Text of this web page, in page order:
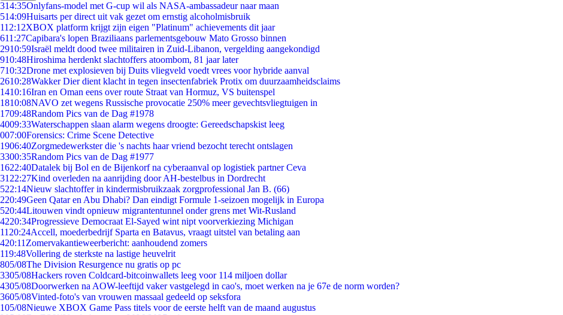
314:35Onlyfans-model met G-cup wil als NASA-ambassadeur naar maan
514:09Huisarts per direct uit vak gezet om ernstig alcoholmisbruik
112:12XBOX platform krijgt zijn eigen "Platinum" achievements dit jaar
611:27Capibara's lopen Braziliaans parlementsgebouw Mato Grosso binnen
2910:59Israël meldt dood twee militairen in Zuid-Libanon, vergelding aangekondigd
910:48Hiroshima herdenkt slachtoffers atoombom, 81 jaar later
710:32Drone met explosieven bij Duits vliegveld voedt vrees voor hybride aanval
2610:28Wakker Dier dient klacht in tegen insectenfabriek Protix om duurzaamheidsclaims
1410:16Iran en Oman eens over route Straat van Hormuz, VS buitenspel
1810:08NAVO zet wegens Russische provocatie 250% meer gevechtsvliegtuigen in
1709:48Random Pics van de Dag #1978
4009:33Waterschappen slaan alarm wegens droogte: Gereedschapskist leeg
007:00Forensics: Crime Scene Detective
1906:40Zorgmedewerkster die 's nachts haar vriend bezocht terecht ontslagen
3300:35Random Pics van de Dag #1977
1622:40Datalek bij Bol en de Bijenkorf na cyberaanval op logistiek partner Ceva
31 22:27Kind overleden na aanrijding door AH-bestelbus in Dordrecht
522:14Nieuw slachtoffer in kindermisbruikzaak zorgprofessional Jan B. (66)
220:49Geen Qatar en Abu Dhabi? Dan eindigt Formule 1-seizoen mogelijk in Europa
520:44Litouwen vindt opnieuw migrantentunnel onder grens met Wit-Rusland
4220:34Progressieve Democraat El-Sayed wint nipt voorverkiezing Michigan
11 20:24Accell, moederbedrijf Sparta en Batavus, vraagt uitstel van betaling aan
420:11 Zomervakantieweerbericht: aanhoudend zomers
119:48Vollering de sterkste na lastige heuvelrit
805/08The Division Resurgence nu gratis op pc
3305/08Hackers roven Coldcard-bitcoinwallets leeg voor 114 miljoen dollar
4305/08Doorwerken na AOW-leeftijd vaker vastgelegd in cao's, moet werken na je 67e de norm worden?
3605/08Vinted-foto's van vrouwen massaal gedeeld op seksfora
105/08Nieuwe XBOX Game Pass titels voor de eerste helft van de maand augustus